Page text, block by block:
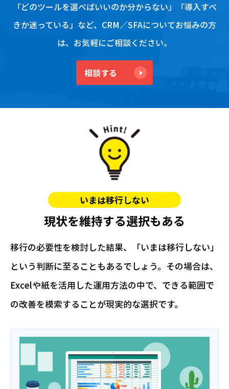
「どのツールを選べばいいのか分からない」「導入すべ
きか迷っている」など、 CRM／SFAについてお悩みの方
は、お気軽にご相談ください。
相談する
いまは移行しない
現状を維持する選択もある
移行の必要性を検討した結果、「いまは移行しない」
という判断に至ることもあるでしょう。その場合は、
Excelや紙を活用した運用方法の中で、できる範囲で
の改善を模索することが現実的な選択です。